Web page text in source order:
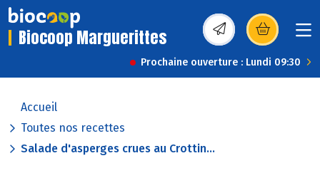
Biocoop Marguerittes (s’ouvre dans une
Prochaine ouverture : Lundi 09:30
Accueil
Toutes nos recettes
Salade d'asperges crues au Crottin...